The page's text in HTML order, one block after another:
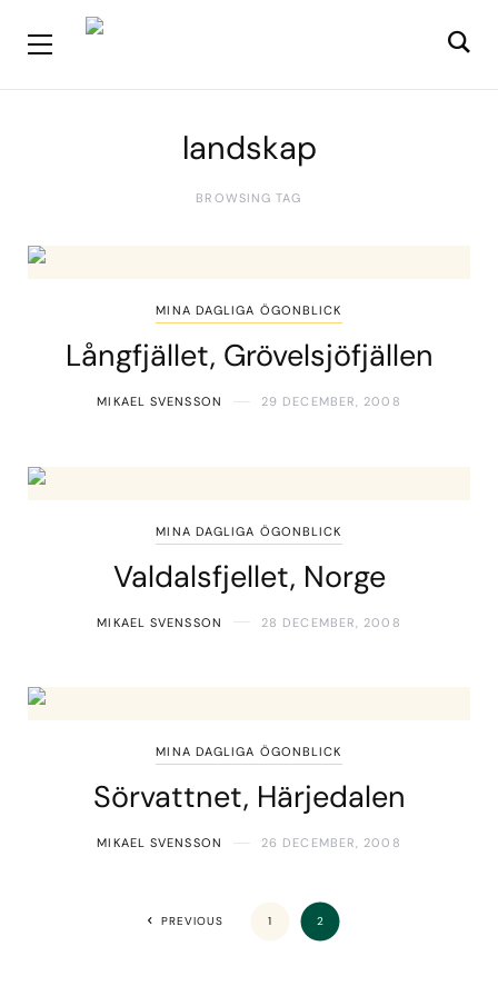
landskap
BROWSING TAG
MINA DAGLIGA ÖGONBLICK
Långfjället, Grövelsjöfjällen
MIKAEL SVENSSON 29 DECEMBER, 2008
MINA DAGLIGA ÖGONBLICK
Valdalsfjellet, Norge
MIKAEL SVENSSON 28 DECEMBER, 2008
MINA DAGLIGA ÖGONBLICK
Sörvattnet, Härjedalen
MIKAEL SVENSSON 26 DECEMBER, 2008
PREVIOUS 1 2